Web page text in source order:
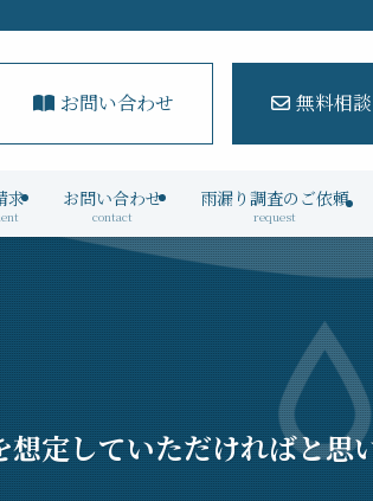
お問い合わせ 無料相
求 お問い合わせ
contact
雨漏り調査のご依頼
request
定していただければと思